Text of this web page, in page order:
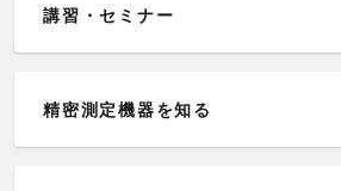
講習・セミナー
精密測定機器を知る